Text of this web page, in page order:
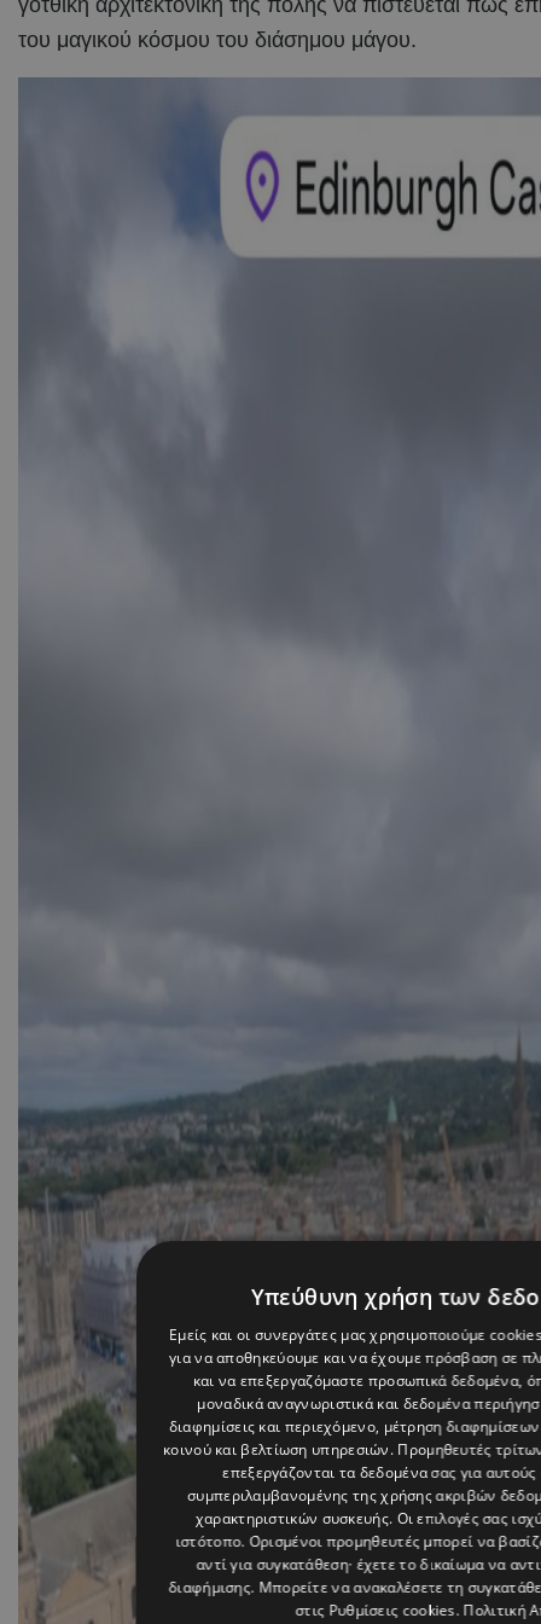
του μαγικού κόσμου του διάσημου μάγου.
Υπεύθυνη χρήση των
Εμείς και οι συνεργάτες μας χρησιμοποιούμε
για να αποθηκεύουμε και να έχουμε πρόσβαση σε
και να επεξεργαζόμαστε προσωπικά δεδομένα,
μοναδικά αναγνωριστικά και δεδομένα
διαφημίσεις και περιεχόμενο, μέτρηση
κοινού και βελτίωση υπηρεσιών. Προμηθευτές
επεξεργάζονται τα δεδομένα σας για
συμπεριλαμβανομένης της χρήσης ακριβών
χαρακτηριστικών συσκευής. Οι επιλογές σας
ιστότοπο. Ορισμένοι προμηθευτές μπορεί να
αντί για συγκατάθεση· έχετε το δικαίωμα να
διαφήμισης. Μπορείτε να ανακαλέσετε τη
στις Ρυθμίσεις cookies. Πολιτική